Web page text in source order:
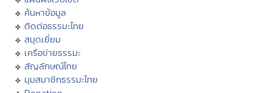
ค้นหาข้อมูล
ติดต่อธรรมะไทย
สมุดเยี่ยม
เครือข่ายธรรมะ
สัญลักษณ์ไทย
มุมสมาชิกธรรมะไทย